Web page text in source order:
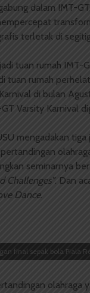
dalam IMT-
terletak di
tuan rumah IMT-
tuan rumah
di bulan
Varsity Karnival
mengadakan
seminarnya
Challenges”. Dan
Dance.
final sepak bola Piala
olahraga